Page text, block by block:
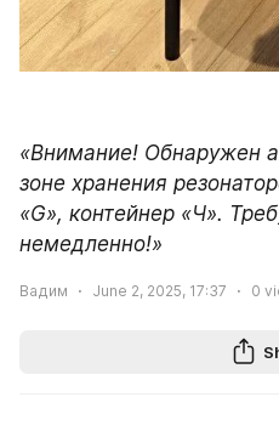
«Внимание! Обнаружен
зоне хранения
«G», контейнер «Ч».
немедленно!»
Вадим June 2, 2025, 17:37 0